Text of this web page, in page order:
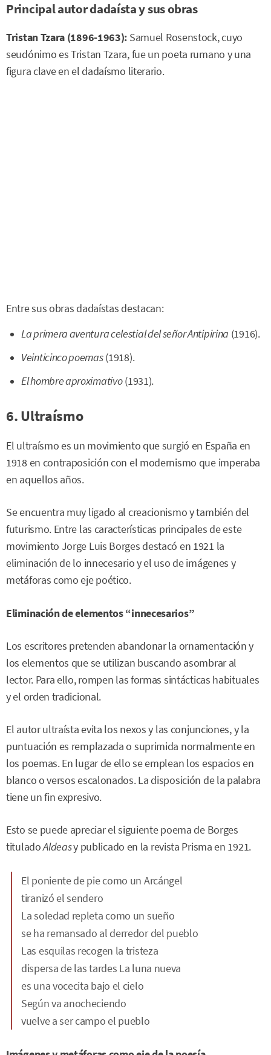
Principal autor dadaísta y sus obras
Tristan Tzara (1896-1963): Samuel Rosenstock, cuyo
seudónimo es Tristan Tzara, fue un poeta rumano y una
figura clave en el dadaísmo literario.
Entre sus obras dadaístas destacan:
La primera aventura celestial del señor Antipirina (1916).
Veinticinco poemas(1918).
El hombre aproximativo(1931).
6. Ultraísmo
El ultraísmo es un movimiento que surgió en España en
1918 en contraposición con el modernismo que imperaba
en aquellos años.
Se encuentra muy ligado al creacionismo y también del
futurismo. Entre las características principales de este
movimiento Jorge Luis Borges destacó en 1921 la
eliminación de lo innecesario y el uso de imágenes y
metáforas como eje poético.
Eliminación de elementos “innecesarios”
Los escritores pretenden abandonar la ornamentación y
los elementos que se utilizan buscando asombrar al
lector. Para ello, rompen las formas sintácticas habituales
y el orden tradicional.
El autor ultraísta evita los nexos y las conjunciones, y la
puntuación es remplazada o suprimida normalmente en
los poemas. En lugar de ello se emplean los espacios en
blanco o versos escalonados. La disposición de la palabra
tiene un fin expresivo.
Esto se puede apreciar el siguiente poema de Borges
tituladoAldeasy publicado en la revista Prisma en 1921.
El poniente de pie como un Arcángel
tiranizó el sendero
La soledad repleta como un sueño
se ha remansado al derredor del pueblo
Las esquilas recogen la tristeza
dispersa de las tardes La luna nueva
es una vocecita bajo el cielo
Según va anocheciendo
vuelve a ser campo el pueblo